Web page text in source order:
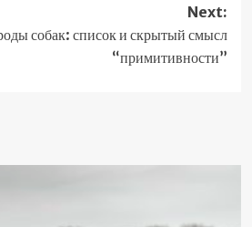
Next:
собак: список и скрытый смысл
“примитивности”